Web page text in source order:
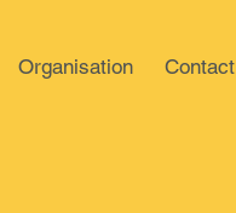
Organisation Contact